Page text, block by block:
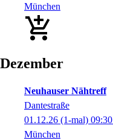
München
Dezember
Neuhauser Nähtreff
Dantestraße
01.12.26 (1-mal) 09:30
München